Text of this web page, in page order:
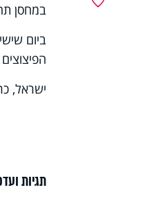
במחסן
ביום
ישראל,
תגיות